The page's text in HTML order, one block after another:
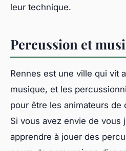
leur technique.
Percussion et
Rennes est une ville qui vit
musique, et les
pour être les animateurs
Si vous avez envie de vous
apprendre à jouer des